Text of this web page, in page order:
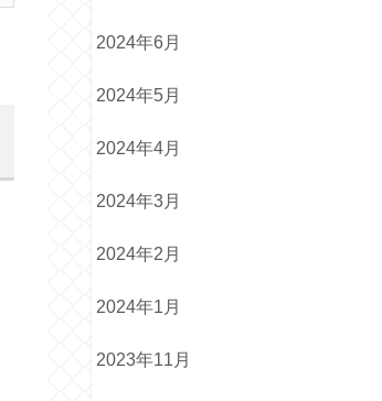
2024年6月
2024年5月
2024年4月
2024年3月
2024年2月
2024年1月
2023年11月